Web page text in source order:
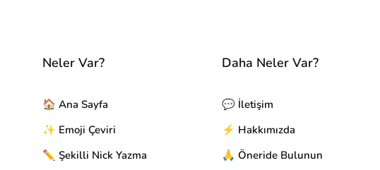
Neler Var?
🏠 Ana Sayfa
✨ Emoji Çeviri
✏️ Şekilli Nick Yazma
Daha Neler Var?
💬 İletişim
⚡ Hakkımızda
🙏 Öneride Bulunun